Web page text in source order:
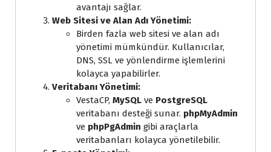
avantajı sağlar.
Web Sitesi ve Alan Adı Yönetimi:
Birden fazla web sitesi ve alan adı
yönetimi mümkündür. Kullanıcılar,
DNS, SSL ve yönlendirme işlemlerini
kolayca yapabilirler.
Veritabanı Yönetimi:
VestaCP, MySQL ve PostgreSQL
veritabanı desteği sunar. phpMyAdmin
ve phpPgAdmin gibi araçlarla
veritabanları kolayca yönetilebilir.